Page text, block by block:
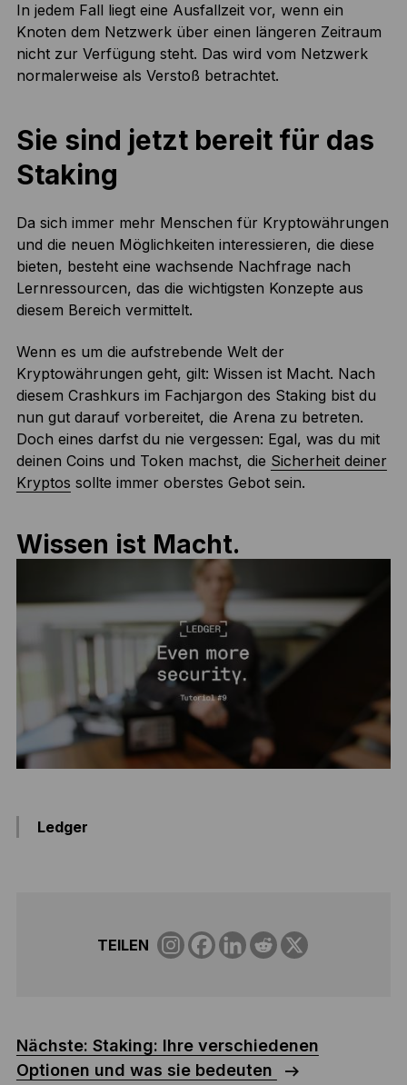
In jedem Fall liegt eine Ausfallzeit vor, wenn ein
Knoten dem Netzwerk über einen längeren Zeitraum
nicht zur Verfügung steht. Das wird vom Netzwerk
normalerweise als Verstoß betrachtet.
Sie sind jetzt bereit für das
Staking
Da sich immer mehr Menschen für Kryptowährungen
und die neuen Möglichkeiten interessieren, die diese
bieten, besteht eine wachsende Nachfrage nach
Lernressourcen, das die wichtigsten Konzepte aus
diesem Bereich vermittelt.
Wenn es um die aufstrebende Welt der
Kryptowährungen geht, gilt: Wissen ist Macht. Nach
diesem Crashkurs im Fachjargon des Staking bist du
nun gut darauf vorbereitet, die Arena zu betreten.
Doch eines darfst du nie vergessen: Egal, was du mit
deinen Coins und Token machst, die Sicherheit deiner
Kryptos sollte immer oberstes Gebot sein.
Wissen ist Macht.
Ledger
TEILEN
Nächste: Staking: Ihre verschiedenen
Optionen und was sie bedeuten